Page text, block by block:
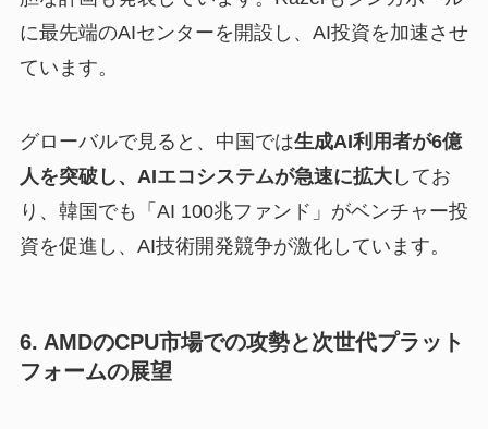
に最先端のAIセンターを開設し、AI投資を加速させ
ています。
グローバルで見ると、中国では生成AI利用者が6億
人を突破し、AIエコシステムが急速に拡大してお
り、韓国でも「AI 100兆ファンド」がベンチャー投
資を促進し、AI技術開発競争が激化しています。
6. AMDのCPU市場での攻勢と次世代プラット
フォームの展望